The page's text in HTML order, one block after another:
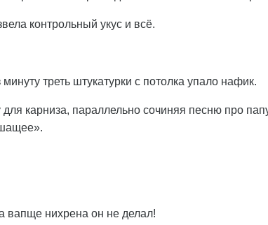
контрольный укус и всё.
треть штукатурки с потолка упало нафик.
карниза, параллельно сочиняя песню про
вапще нихрена он не делал!